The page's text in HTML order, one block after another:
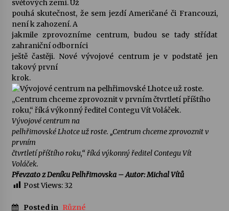
světových zemí. Už
pouhá skutečnost, že sem jezdí Američané či Francouzi,
není k zahození. A
jakmile zprovozníme centrum, budou se tady střídat
zahraniční odborníci
ještě častěji. Nové vývojové centrum je v podstatě jen
takový první
krok.
Vývojové centrum na
pelhřimovské Lhotce už roste. „Centrum chceme zprovoznit v
prvním
čtvrtletí příštího roku,“ říká výkonný ředitel Contegu Vít
Voláček.
Převzato z Deníku Pelhřimovska – Autor: Michal Vítů
Post Views:32
Posted in Různé